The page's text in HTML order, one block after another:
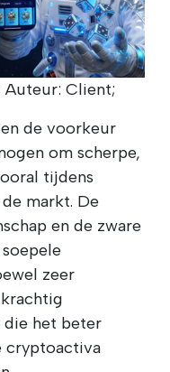
Auteur: Client;
de voorkeur
om scherpe,
tijdens
markt. De
en de zware
zeer
die het beter
cryptoactiva